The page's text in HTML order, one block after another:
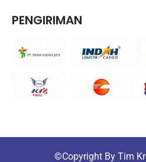
PENGIRIMAN
©Copyright By Tim